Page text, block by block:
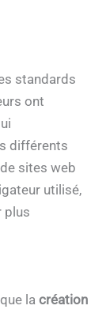
standards
ont
différents
sites web
utilisé,
plus
la création